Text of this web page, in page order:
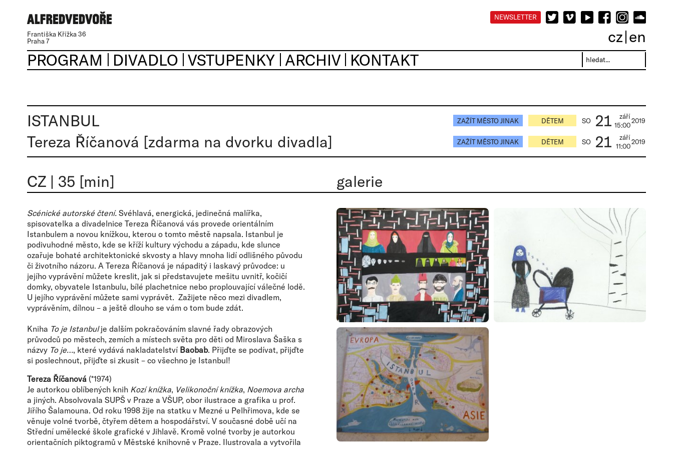
Františka Křížka 36
Praha 7
NEWSLETTER
cz en
PROGRAM
DIVADLO VSTUPENKY ARCHIV KONTAKT
ISTANBUL
Tereza Říčanová [zdarma na dvorku divadla]
ZAŽÍT MĚSTO JINAK DĚTEM SO 21
září
15:00
2019
ZAŽÍT MĚSTO JINAK DĚTEM SO 21
září
11:00
2019
CZ | 35 [min] galerie
Scénické autorské čtení. Svéhlavá, energická, jedinečná malířka,
spisovatelka a divadelnice Tereza Říčanová vás provede orientálním
Istanbulem a novou knížkou, kterou o tomto městě napsala. Istanbul je
podivuhodné město, kde se kříží kultury východu a západu, kde slunce
ozařuje bohaté architektonické skvosty a hlavy mnoha lidí odlišného původu
či životního názoru. A Tereza Říčanová je nápaditý i laskavý průvodce: u
jejího vyprávění můžete kreslit, jak si představujete mešitu uvnitř, kočičí
domky, obyvatele Istanbulu, bílé plachetnice nebo proplouvající válečné lodě.
U jejího vyprávění můžete sami vyprávět. Zažijete něco mezi divadlem,
vyprávěním, dílnou – a ještě dlouho se vám o tom bude zdát.
Kniha To je Istanbulje dalším pokračováním slavné řady obrazových
průvodců po městech, zemích a místech světa pro děti od Miroslava Šaška s
názvy To je…, které vydává nakladatelství Baobab. Přijďte se podívat, přijďte
si poslechnout, přijďte si zkusit – co všechno je Istanbul!
Tereza Říčanová (*1974)
Je autorkou oblíbených knih Kozí knížka, Velikonoční knížka, Noemova archa
a jiných. Absolvovala SUPŠ v Praze a VŠUP, obor ilustrace a grafika u prof.
Jiřího Šalamouna. Od roku 1998 žije na statku v Mezné u Pelhřimova, kde se
věnuje volné tvorbě, čtyřem dětem a hospodářství. V současné době učí na
Střední umělecké škole grafické v Jihlavě. Kromě volné tvorby je autorkou
orientačních piktogramů v Městské knihovně v Praze. Ilustrovala a vytvořila